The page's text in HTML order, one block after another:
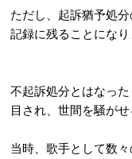
ただし、起訴猶予処
記録に残ることになり
不起訴処分とはなっ
目され、世間を騒がせ
当時、歌手として数